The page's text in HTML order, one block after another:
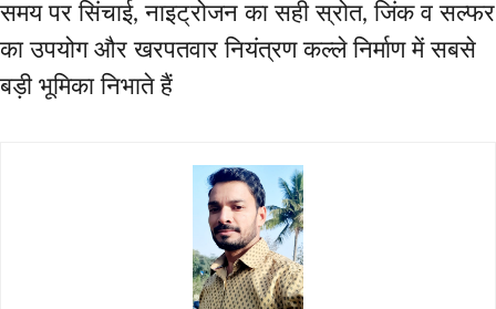
समय पर सिंचाई, नाइट्रोजन का सही स्रोत, जिंक व सल्फर
का उपयोग और खरपतवार नियंत्रण कल्ले निर्माण में सबसे
बड़ी भूमिका निभाते हैं